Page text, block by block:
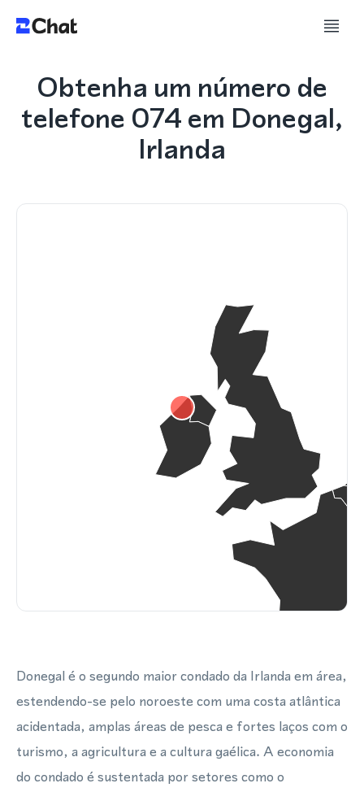
Obtenha um número de
telefone 074 em Donegal,
Irlanda
Donegal é o segundo maior condado da Irlanda em área,
estendendo-se pelo noroeste com uma costa atlântica
acidentada, amplas áreas de pesca e fortes laços com o
turismo, a agricultura e a cultura gaélica. A economia
do condado é sustentada por setores como o